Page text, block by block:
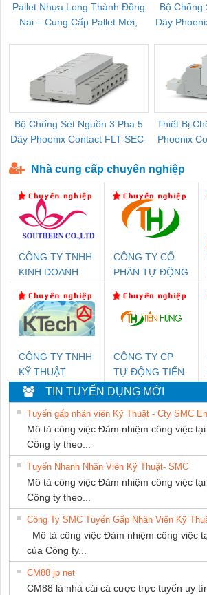
Pallet Nhựa Long Thành Đồng
Nai – Cung Cấp Pallet Mới,
Bộ Chống
Dây
Bộ Chống Sét Nguồn 3 Pha 5
Dây Phoenix Contact FLT-SEC-
Thiết Bị
Phoenix
Nhà cung cấp chuyên nghiệp
CÔNG TY TNHH
KINH DOANH
PHƯƠNG NAM
CÔNG TY CỔ
PHẦN TỰ ĐỘNG
CÔNG TY TNHH
KỸ THUẬT
KTECH VIỆT
NAM
CÔNG TY CP
TỰ ĐỘNG TIẾN
HƯNG
TIN TUYỂN DỤNG MỚI
Tuyển gấp nhân viên Kỹ Thuật - Cty SMC
Mô tả công việc Đảm nhiệm công việc
Công ty theo...
Tuyển Nhanh Nhân Viên Kỹ Thuật- SMC
Mô tả công việc Đảm nhiệm công việc
Công ty theo...
Công Ty SMC Tuyển Gấp Nhân Viên Kỹ
Mô tả công việc Đảm nhiệm công việc
của Công ty...
CM88 jp net
CM88 là nhà cái cá cược trực tuyến uy